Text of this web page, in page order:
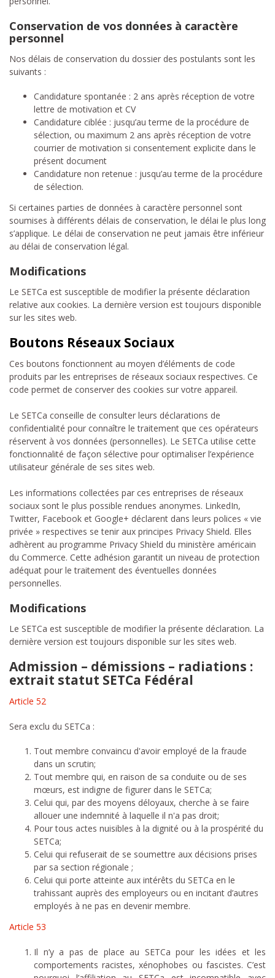
Conservation de vos données à caractère
personnel
Nos délais de conservation du dossier des postulants sont les
suivants :
Candidature spontanée : 2 ans après réception de votre
lettre de motivation et CV
Candidature ciblée : jusqu’au terme de la procédure de
sélection, ou maximum 2 ans après réception de votre
courrier de motivation si consentement explicite dans le
présent document
Candidature non retenue : jusqu’au terme de la procédure
de sélection.
Si certaines parties de données à caractère personnel sont
soumises à différents délais de conservation, le délai le plus long
s’applique. Le délai de conservation ne peut jamais être inférieur
au délai de conservation légal.
Modifications
Le SETCa est susceptible de modifier la présente déclaration
relative aux cookies. La dernière version est toujours disponible
sur les sites web.
Boutons Réseaux Sociaux
Ces boutons fonctionnent au moyen d’éléments de code
produits par les entreprises de réseaux sociaux respectives. Ce
code permet de conserver des cookies sur votre appareil.
Le SETCa conseille de consulter leurs déclarations de
confidentialité pour connaître le traitement que ces opérateurs
réservent à vos données (personnelles). Le SETCa utilise cette
fonctionnalité de façon sélective pour optimaliser l’expérience
utilisateur générale de ses sites web.
Les informations collectées par ces entreprises de réseaux
sociaux sont le plus possible rendues anonymes. LinkedIn,
Twitter, Facebook et Google+ déclarent dans leurs polices « vie
privée » respectives se tenir aux principes Privacy Shield. Elles
adhèrent au programme Privacy Shield du ministère américain
du Commerce. Cette adhésion garantit un niveau de protection
adéquat pour le traitement des éventuelles données
personnelles.
Modifications
Le SETCa est susceptible de modifier la présente déclaration. La
dernière version est toujours disponible sur les sites web.
Admission – démissions – radiations :
extrait statut SETCa Fédéral
Article 52
Sera exclu du SETCa :
Tout membre convaincu d'avoir employé de la fraude
dans un scrutin;
Tout membre qui, en raison de sa conduite ou de ses
mœurs, est indigne de figurer dans le SETCa;
Celui qui, par des moyens déloyaux, cherche à se faire
allouer une indemnité à laquelle il n'a pas droit;
Pour tous actes nuisibles à la dignité ou à la prospérité du
SETCa;
Celui qui refuserait de se soumettre aux décisions prises
par sa section régionale ;
Celui qui porte atteinte aux intérêts du SETCa en le
trahissant auprès des employeurs ou en incitant d’autres
employés à ne pas en devenir membre.
Article 53
Il n’y a pas de place au SETCa pour les idées et les
comportements racistes, xénophobes ou fascistes. C’est